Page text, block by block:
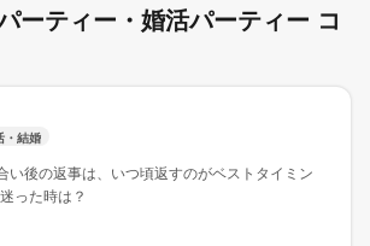
ーティー・婚活パーティー コ
・結婚
い後の返事は、いつ頃返すのがベストタイミン
った時は？